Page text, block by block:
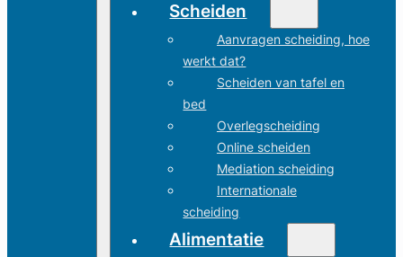
Scheiden
Aanvragen scheiding, hoe
werkt dat?
Scheiden van tafel en
bed
Overlegscheiding
Online scheiden
Mediation scheiding
Internationale
scheiding
Alimentatie